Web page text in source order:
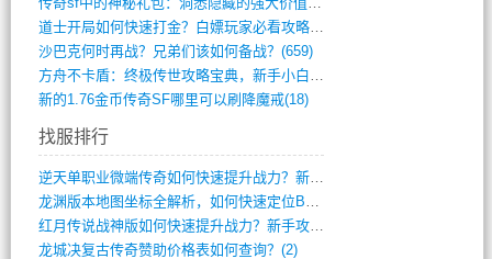
道士开局如何快速打金？白嫖玩家必看攻略(5)
沙巴克何时再战？兄弟们该如何备战？(659)
方舟不卡盾：终极传世攻略宝典，新手小白逆(495)
新的1.76金币传奇SF哪里可以刷降魔戒(18)
找服排行
逆天单职业微端传奇如何快速提升战力？新手(4)
龙渊版本地图坐标全解析，如何快速定位BO(3)
红月传说战神版如何快速提升战力？新手攻略(3)
龙城决复古传奇赞助价格表如何查询？(2)